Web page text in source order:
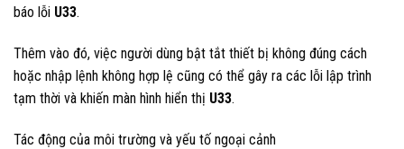
báo lỗi U33.
Thêm vào đó, việc người dùng bật tắt thiết bị không đúng cách
hoặc nhập lệnh không hợp lệ cũng có thể gây ra các lỗi lập trình
tạm thời và khiến màn hình hiển thị U33.
Tác động của môi trường và yếu tố ngoại cảnh